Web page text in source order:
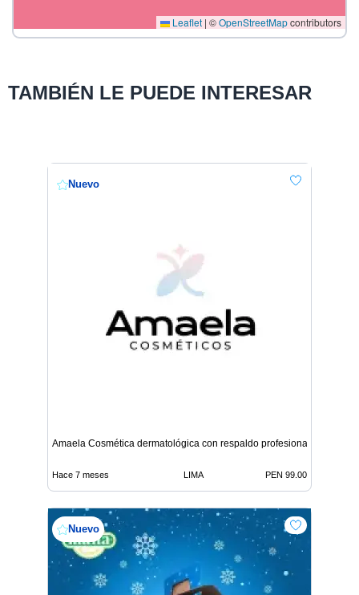
Leaflet | ©OpenStreetMapcontributors
TAMBIÉN LE PUEDE INTERESAR
Nuevo
Amaela Cosmética dermatológica con respaldo profesional
Hace 7 meses LIMA PEN 99.00
Nuevo